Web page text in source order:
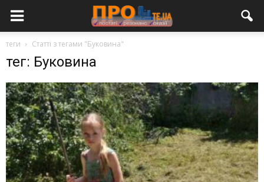
теги Статті з тегами "Буковина"
тег: Буковина